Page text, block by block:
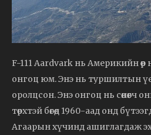
F-111 Aardvark нь Америкийн өөр
онгоц юм. Энэ нь туршилтын
оролцсон. Энэ онгоц нь сөнөөгч
төрхтэй бөгөөд 1960-аад онд
Агаарын хүчинд ашиглагдаж